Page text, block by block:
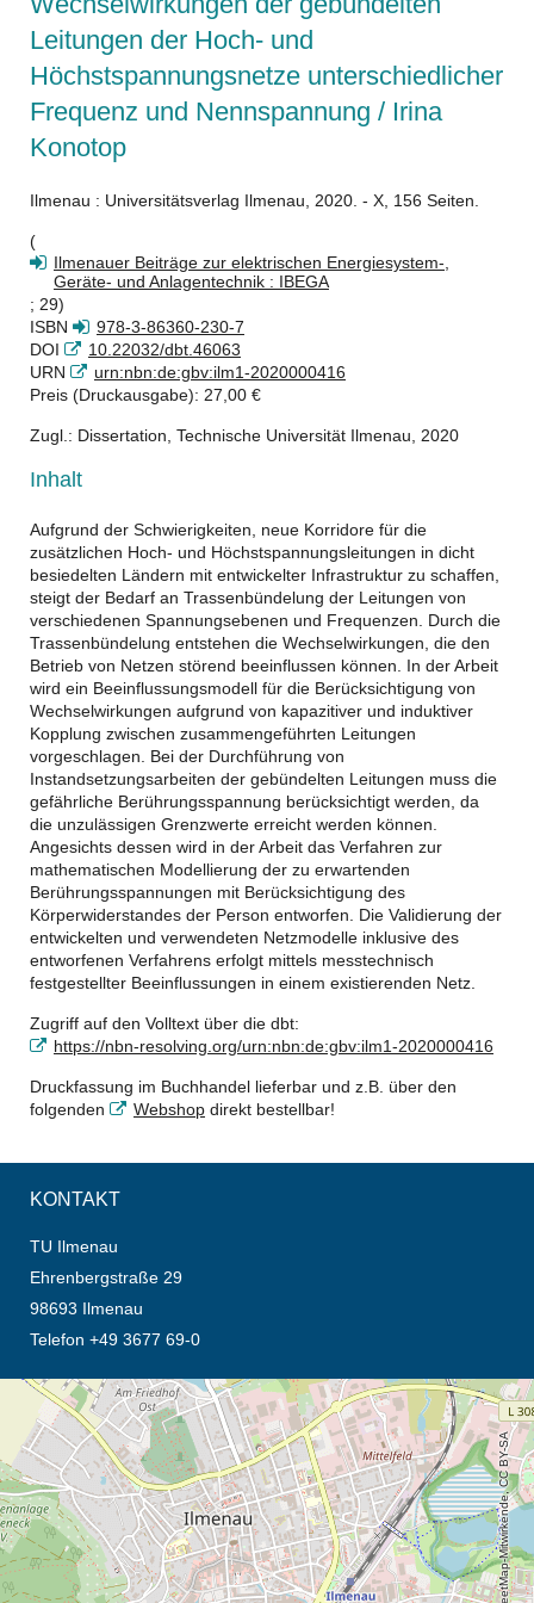
Leitungen der Hoch- und
Höchstspannungsnetze unterschiedlicher
Frequenz und Nennspannung / Irina
Konotop
Ilmenau : Universitätsverlag Ilmenau, 2020. - X, 156 Seiten.
(
Ilmenauer Beiträge zur elektrischen Energiesystem-,
Geräte- und Anlagentechnik : IBEGA
; 29)
ISBN
978-3-86360-230-7
DOI
10.22032/dbt.46063
URN
urn:nbn:de:gbv:ilm1-2020000416
Preis (Druckausgabe): 27,00 €
Zugl.: Dissertation, Technische Universität Ilmenau, 2020
Inhalt
Aufgrund der Schwierigkeiten, neue Korridore für die
zusätzlichen Hoch- und Höchstspannungsleitungen in dicht
besiedelten Ländern mit entwickelter Infrastruktur zu schaffen,
steigt der Bedarf an Trassenbündelung der Leitungen von
verschiedenen Spannungsebenen und Frequenzen. Durch die
Trassenbündelung entstehen die Wechselwirkungen, die den
Betrieb von Netzen störend beeinflussen können. In der Arbeit
wird ein Beeinflussungsmodell für die Berücksichtigung von
Wechselwirkungen aufgrund von kapazitiver und induktiver
Kopplung zwischen zusammengeführten Leitungen
vorgeschlagen. Bei der Durchführung von
Instandsetzungsarbeiten der gebündelten Leitungen muss die
gefährliche Berührungsspannung berücksichtigt werden, da
die unzulässigen Grenzwerte erreicht werden können.
Angesichts dessen wird in der Arbeit das Verfahren zur
mathematischen Modellierung der zu erwartenden
Berührungsspannungen mit Berücksichtigung des
Körperwiderstandes der Person entworfen. Die Validierung der
entwickelten und verwendeten Netzmodelle inklusive des
entworfenen Verfahrens erfolgt mittels messtechnisch
festgestellter Beeinflussungen in einem existierenden Netz.
Zugriff auf den Volltext über die dbt:
https://nbn-resolving.org/urn:nbn:de:gbv:ilm1-2020000416
Druckfassung im Buchhandel lieferbar und z.B. über den
folgenden
Webshop direkt bestellbar!
KONTAKT
TU Ilmenau
Ehrenbergstraße 29
98693 Ilmenau
Telefon +49 3677 69-0
Öffnet die Anfahrtsbeschreibung in neuem Tab (Karte)
© OpenStreetMap-Mitwirkende, CC BY-SA